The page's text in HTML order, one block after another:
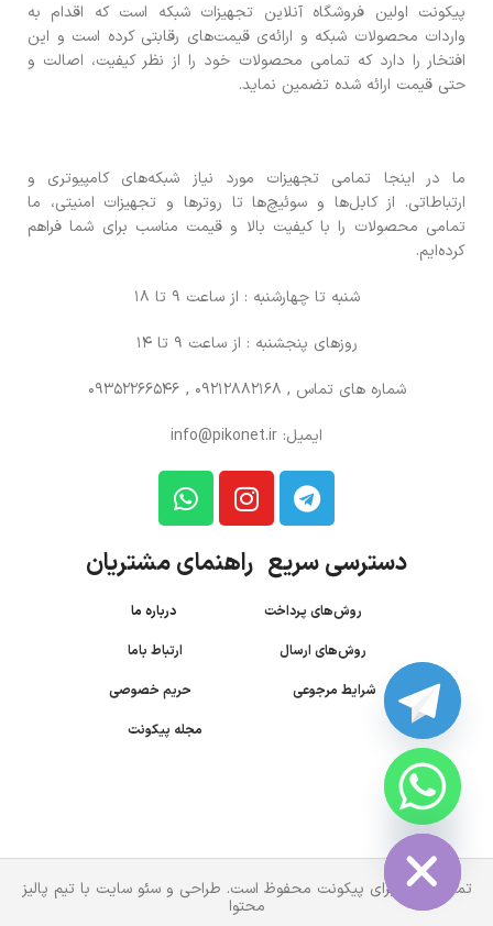
پیکونت اولین فروشگاه آنلاین تجهیزات شبکه است که اقدام به
واردات محصولات شبکه و ارائه‌ی قیمت‌های رقابتی کرده است و این
افتخار را دارد که تمامی محصولات خود را از نظر کیفیت، اصالت و
حتی قیمت ارائه شده تضمین نماید.
ما در اینجا تمامی تجهیزات مورد نیاز شبکه‌های کامپیوتری و
ارتباطاتی. از کابل‌ها و سوئیچ‌ها تا روترها و تجهیزات امنیتی، ما
تمامی محصولات را با کیفیت بالا و قیمت مناسب برای شما فراهم
کرده‌ایم.
شنبه تا چهارشنبه : از ساعت 9 تا 18
روزهای پنجشنبه : از ساعت 9 تا 14
شماره های تماس , 09212882168 , 09352266546
ایمیل: info@pikonet.ir
دسترسی سریع راهنمای مشتریان
روش‌های پرداخت درباره ما
روش‌های ارسال
ارتباط باما
شرایط مرجوعی
حریم خصوصی
مجله پیکونت
تمام حقوق برای پیکونت محفوظ است. طراحی و سئو سایت با تیم پالیز
محتوا
HIDE
CHATY